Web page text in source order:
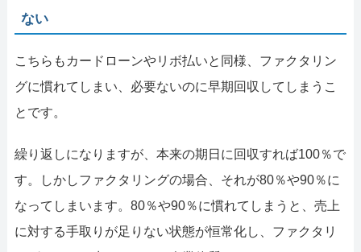
ない
こちらもカードローンやリボ払いと同様、ファクタリン
グに慣れてしまい、必要ないのに早期回収してしまうこ
とです。
繰り返しになりますが、本来の期日に回収すれば100％で
す。しかしファクタリングの場合、それが80％や90％に
なってしまいます。80％や90％に慣れてしまうと、売上
に対する手取りが足りない状態が恒常化し、ファクタリ